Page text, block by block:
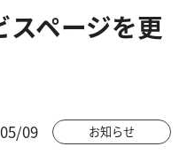
ページを更
09 お知らせ